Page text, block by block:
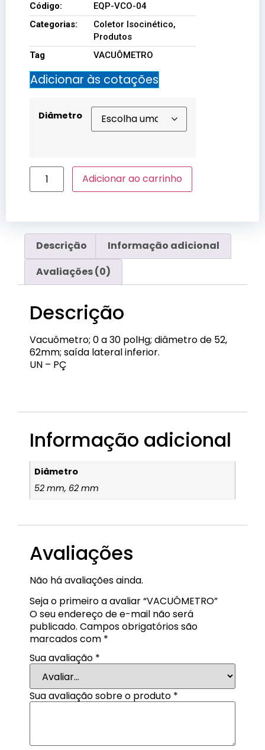
Código:
EQP-VCO-04
Categorias:
Coletor Isocinético,
Produtos
Tag
VACUÔMETRO
Adicionar às cotações
Diâmetro
Adicionar ao carrinho
Descrição
Informação adicional
Avaliações (0)
Descrição
Vacuômetro; 0 a 30 polHg; diâmetro de 52,
62mm; saída lateral inferior.
UN – PÇ
Informação adicional
Diâmetro
52 mm, 62 mm
Avaliações
Não há avaliações ainda.
Seja o primeiro a avaliar “VACUÔMETRO”
O seu endereço de e-mail não será
publicado. Campos obrigatórios são
marcados com *
Sua avaliação *
Sua avaliação sobre o produto *